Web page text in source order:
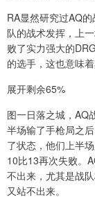
RA显然研究过AQ
队的战术发挥，上
败了实力强大的
的选手，这也意味
展开剩余65%
图一日落之城，AQ
半场输了手枪局之
了状态，他们上半
10比13再次失败。
不出来，尤其是战
又站不出来。